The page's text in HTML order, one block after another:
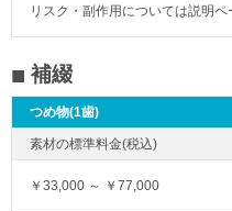
リスク・副作用については説明
補綴
つめ物(1歯)
￥33,000 ～ ￥77,000